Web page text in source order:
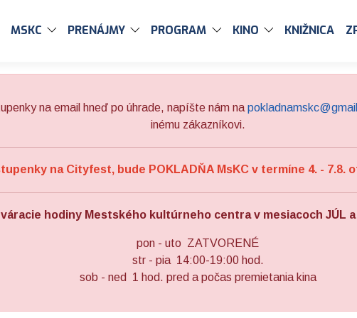
MSKC PRENÁJMY PROGRAM KINO KNIŽNICA
na email hneď po úhrade, napíšte nám na
inému zákazníkovi.
na Cityfest, bude POKLADŇA MsKC v termíne 4. - 7.8.
hodiny Mestského kultúrneho centra v mesiacoch JÚL a
pon - uto ZATVORENÉ
str - pia 14:00-19:00 hod.
sob - ned 1 hod. pred a počas premietania kina